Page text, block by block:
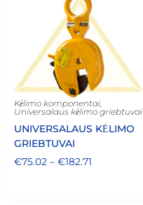
Kėlimo komponentai
Universalaus kėlimo griebtuvai
UNIVERSALAUS KĖLIMO
GRIEBTUVAI
€75.02 – €182.71